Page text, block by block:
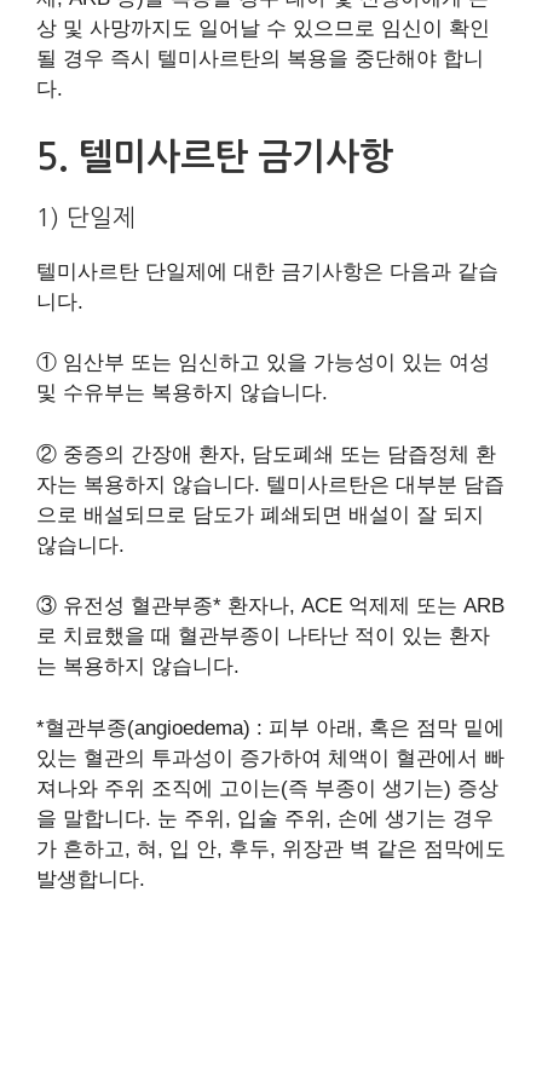
상 및 사망까지도 일어날 수 있으므로 임신이 확인
될 경우 즉시 텔미사르탄의 복용을 중단해야 합니
다.
5. 텔미사르탄 금기사항
1) 단일제
텔미사르탄 단일제에 대한 금기사항은 다음과 같습
니다.
① 임산부 또는 임신하고 있을 가능성이 있는 여성
및 수유부는 복용하지 않습니다.
② 중증의 간장애 환자, 담도폐쇄 또는 담즙정체 환
자는 복용하지 않습니다. 텔미사르탄은 대부분 담즙
으로 배설되므로 담도가 폐쇄되면 배설이 잘 되지
않습니다.
③ 유전성 혈관부종* 환자나, ACE 억제제 또는 ARB
로 치료했을 때 혈관부종이 나타난 적이 있는 환자
는 복용하지 않습니다.
*혈관부종(angioedema) : 피부 아래, 혹은 점막 밑에
있는 혈관의 투과성이 증가하여 체액이 혈관에서 빠
져나와 주위 조직에 고이는(즉 부종이 생기는) 증상
을 말합니다. 눈 주위, 입술 주위, 손에 생기는 경우
가 흔하고, 혀, 입 안, 후두, 위장관 벽 같은 점막에도
발생합니다.